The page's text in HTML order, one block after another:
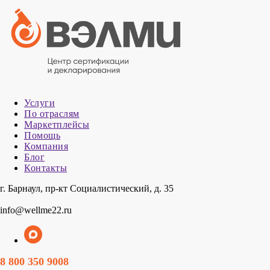
Услуги
По отраслям
Маркетплейсы
Помощь
Компания
Блог
Контакты
г. Барнаул, пр-кт Социалистический, д. 35
info@wellme22.ru
8 800 350 9008